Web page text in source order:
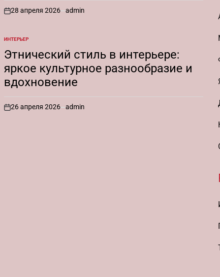
on
28 апреля 2026 admin
ОПУБЛИКОВАНО
В
ИНТЕРЬЕР
Этнический стиль в интерьере:
яркое культурное разнообразие и
вдохновение
on
26 апреля 2026 admin